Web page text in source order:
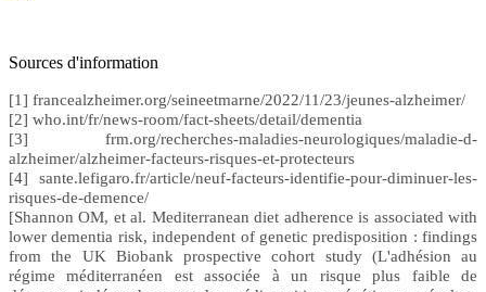
Sources d'information
[1] francealzheimer.org/seineetmarne/2022/11/23/jeunes-alzheimer/
[2] who.int/fr/news-room/fact-sheets/detail/dementia
[3] frm.org/recherches-maladies-neurologiques/maladie-d-
alzheimer/alzheimer-facteurs-risques-et-protecteurs
[4] sante.lefigaro.fr/article/neuf-facteurs-identifie-pour-diminuer-les-
risques-de-demence/
[Shannon OM, et al. Mediterranean diet adherence is associated with
lower dementia risk, independent of genetic predisposition : findings
from the UK Biobank prospective cohort study (L'adhésion au
régime méditerranéen est associée à un risque plus faible de